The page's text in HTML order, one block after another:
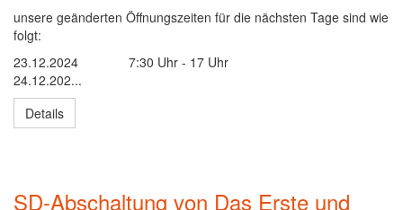
unsere geänderten Öffnungszeiten für die nächsten Tage sind wie
folgt:
23.12.2024
7:30 Uhr - 17 Uhr
24.12.202...
Details
SD-Abschaltung von Das Erste und